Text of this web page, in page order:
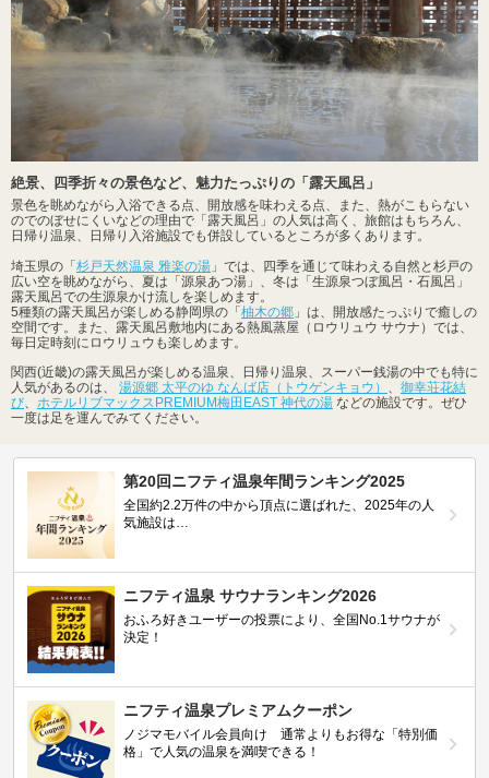
絶景、四季折々の景色など、魅力たっぷりの「露天風呂」
景色を眺めながら入浴できる点、開放感を味わえる点、また、熱がこもらない
のでのぼせにくいなどの理由で「露天風呂」の人気は高く、旅館はもちろん、
日帰り温泉、日帰り入浴施設でも併設しているところが多くあります。
埼玉県の「杉戸天然温泉 雅楽の湯 」では、四季を通じて味わえる自然と杉戸の
広い空を眺めながら、夏は「源泉あつ湯」、冬は「生源泉つぼ風呂・石風呂」
露天風呂での生源泉かけ流しを楽しめます。
5種類の露天風呂が楽しめる静岡県の「柚木の郷 」は、開放感たっぷりで癒しの
空間です。また、露天風呂敷地内にある熱風蒸屋（ロウリュウ サウナ）では、
毎日定時刻にロウリュウも楽しめます。
関西(近畿)の露天風呂が楽しめる温泉、日帰り温泉、スーパー銭湯の中でも特に
人気があるのは、 湯源郷 太平のゆ なんば店（トウゲンキョウ）
御幸荘花結
び
ホテルリブマックスPREMIUM梅田EAST 神代の湯 などの施設です。ぜひ
一度は足を運んでみてください。
第20回ニフティ温泉年間ランキング2025
全国約2.2万件の中から頂点に選ばれた、2025年の人
気施設は…
ニフティ温泉 サウナランキング2026
おふろ好きユーザーの投票により、全国No.1サウナが
決定！
ニフティ温泉プレミアムクーポン
ノジマモバイル会員向け 通常よりもお得な「特別価
格」で人気の温泉を満喫できる！